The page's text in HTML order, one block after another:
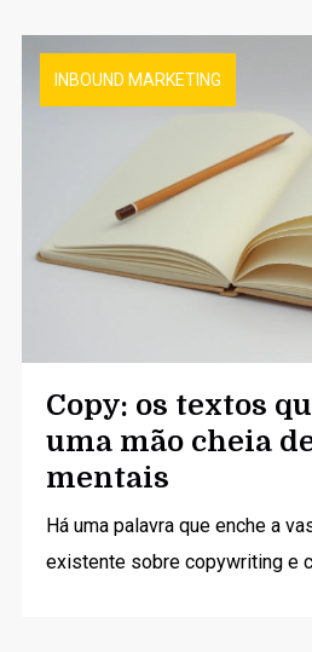
INBOUND MARKETING
Copy: os textos
uma mão cheia
mentais
Há uma palavra que enche a
existente sobre copywriting e